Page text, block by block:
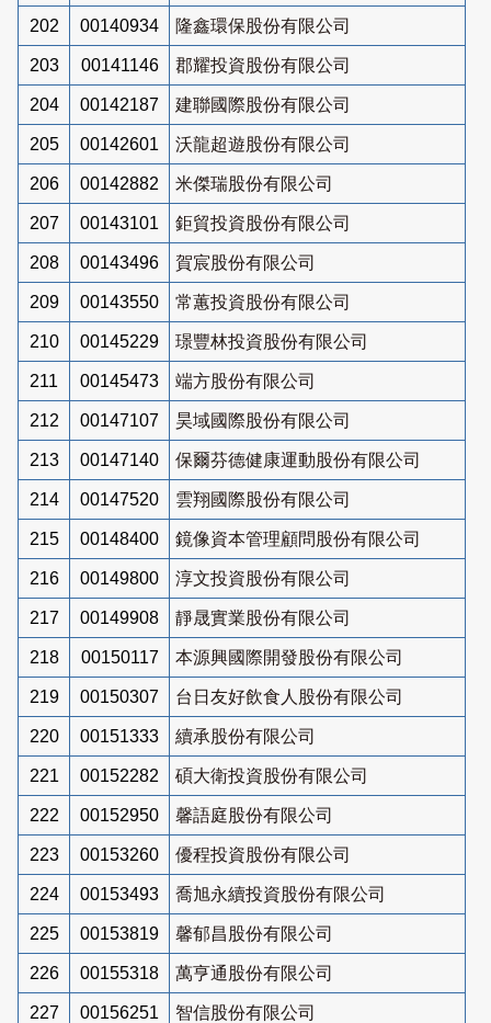
202 00140934 隆鑫環保股份有限公司
203 00141146 郡耀投資股份有限公司
204 00142187 建聯國際股份有限公司
205 00142601 沃龍超遊股份有限公司
206 00142882 米傑瑞股份有限公司
207 00143101 鉅貿投資股份有限公司
208 00143496 賀宸股份有限公司
209 00143550 常蕙投資股份有限公司
210 00145229 璟豐林投資股份有限公司
211 00145473 端方股份有限公司
212 00147107 昊域國際股份有限公司
213 00147140 保爾芬德健康運動股份有限公司
214 00147520 雲翔國際股份有限公司
215 00148400 鏡像資本管理顧問股份有限公司
216 00149800 淳文投資股份有限公司
217 00149908 靜晟實業股份有限公司
218 00150117 本源興國際開發股份有限公司
219 00150307 台日友好飲食人股份有限公司
220 00151333 續承股份有限公司
221 00152282 碩大衛投資股份有限公司
222 00152950 馨語庭股份有限公司
223 00153260 優程投資股份有限公司
224 00153493 喬旭永續投資股份有限公司
225 00153819 馨郁昌股份有限公司
226 00155318 萬亨通股份有限公司
227 00156251 智信股份有限公司